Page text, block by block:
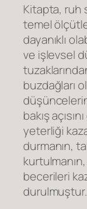
l
e
r
a
d
e
t
Kitapta, ruh
temel
dayanıklı
ve işlevsel
buzdağları
bakış
yeterliği
durmanın,
becerileri
durulmuştur.